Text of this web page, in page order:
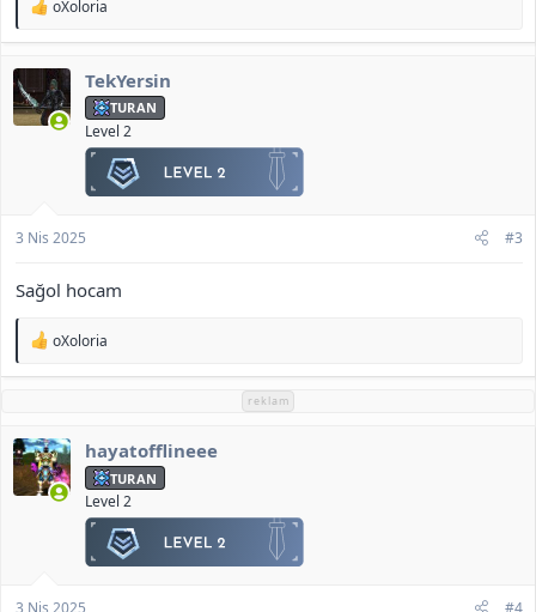
T
p
i
l
e
oXoloria
TekYersin
TURAN
Level 2
3 Nis 2025 #3
Sağol hocam
T
p
l
e
r
:
oXoloria
reklam
hayatofflineee
TURAN
Level 2